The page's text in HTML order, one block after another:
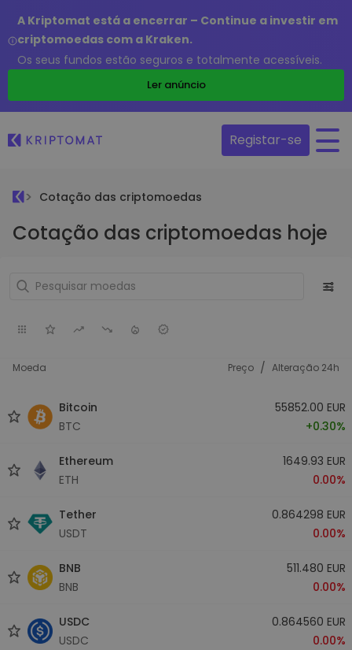
A Kriptomat está a encerrar – Continue a investir em
criptomoedas com a Kraken.
Os seus fundos estão seguros e totalmente acessíveis.
Ler anúncio
Registar-se
Cotação das criptomoedas
Cotação das criptomoedas hoje
Moeda Preço / Alteração 24h
Bitcoin
BTC
55852.00 EUR
+0.30%
Ethereum
ETH
1649.93 EUR
0.00%
Tether
USDT
0.864298 EUR
0.00%
BNB
BNB
511.480 EUR
0.00%
USDC
USDC
0.864560 EUR
0.00%